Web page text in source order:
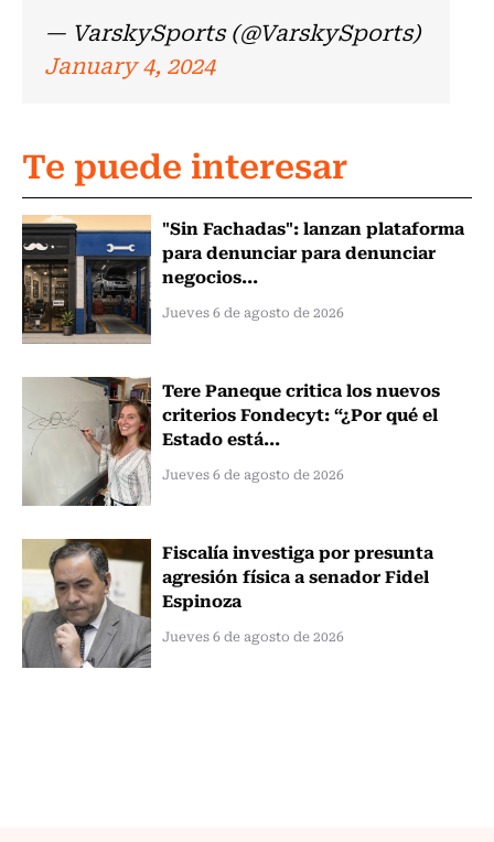
— VarskySports (@VarskySports)
January 4, 2024
Te puede interesar
"Sin Fachadas": lanzan plataforma
para denunciar para denunciar
negocios...
Jueves 6 de agosto de 2026
Tere Paneque critica los nuevos
criterios Fondecyt: “¿Por qué el
Estado está...
Jueves 6 de agosto de 2026
Fiscalía investiga por presunta
agresión física a senador Fidel
Espinoza
Jueves 6 de agosto de 2026